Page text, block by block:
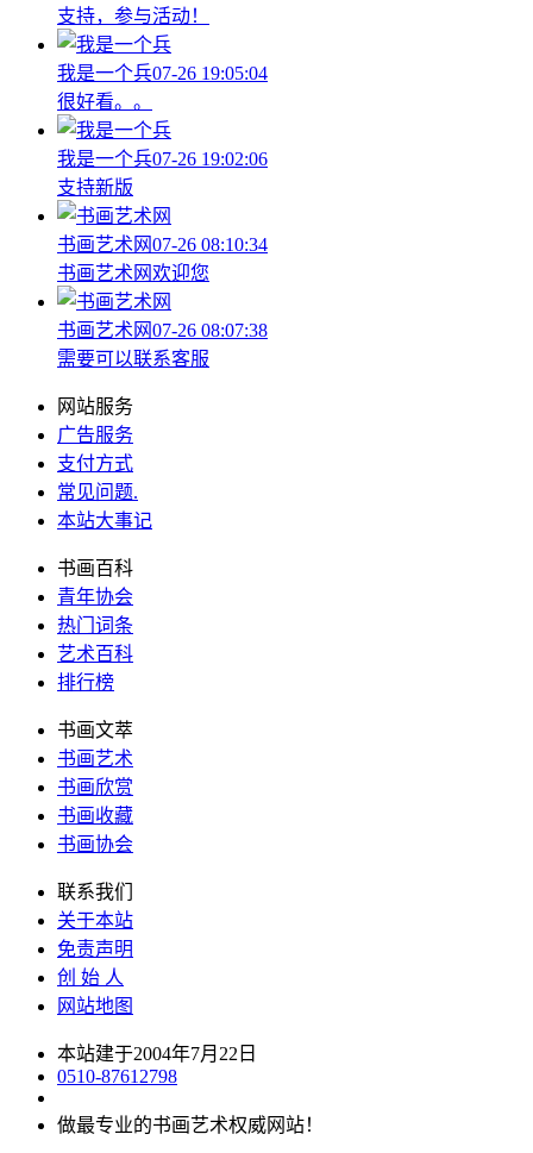
支持，参与活动！
我是一个兵07-26 19:05:04
很好看。。
我是一个兵07-26 19:02:06
支持新版
书画艺术网07-26 08:10:34
书画艺术网欢迎您
书画艺术网07-26 08:07:38
需要可以联系客服
网站服务
广告服务
支付方式
常见问题.
本站大事记
书画百科
青年协会
热门词条
艺术百科
排行榜
书画文萃
书画艺术
书画欣赏
书画收藏
书画协会
联系我们
关于本站
免责声明
创 始 人
网站地图
本站建于2004年7月22日
0510-87612798
做最专业的书画艺术权威网站！